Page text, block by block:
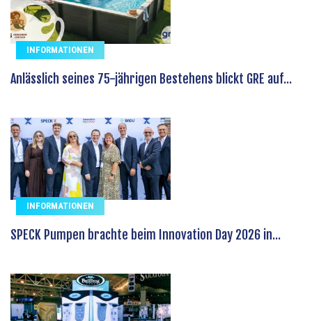
INFORMATIONEN
Anlässlich seines 75-jährigen Bestehens blickt GRE auf...
INFORMATIONEN
SPECK Pumpen brachte beim Innovation Day 2026 in...